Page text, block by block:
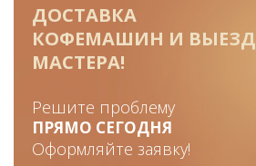
ДОСТАВКА
КОФЕМАШИН И ВЫЕЗД
МАСТЕРА!
Решите проблему
ПРЯМО СЕГОДНЯ
Оформляйте заявку!